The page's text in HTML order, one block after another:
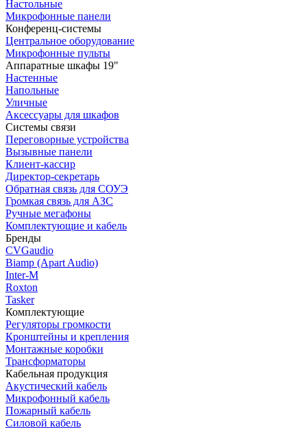
Настольные
Микрофонные панели
Конференц-системы
Центральное оборудование
Микрофонные пульты
Аппаратные шкафы 19"
Настенные
Напольные
Уличные
Аксессуары для шкафов
Системы связи
Переговорные устройства
Вызывные панели
Клиент-кассир
Директор-секретарь
Обратная связь для СОУЭ
Громкая связь для АЗС
Ручные мегафоны
Комплектующие и кабель
Бренды
CVGaudio
Biamp (Apart Audio)
Inter-M
Roxton
Tasker
Комплектующие
Регуляторы громкости
Кронштейны и крепления
Монтажные коробки
Трансформаторы
Кабельная продукция
Акустический кабель
Микрофонный кабель
Пожарный кабель
Силовой кабель